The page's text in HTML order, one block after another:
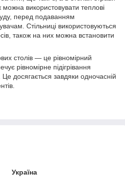
використовувати теплові
перед подаванням
Стільниці використовуються
також на них можна встановити
столів — це рівномірний
рівномірне підігрівання
досягається завдяки одночасній
Україна